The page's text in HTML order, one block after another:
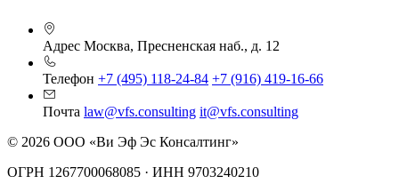
Адрес Москва, Пресненская наб., д. 12
Телефон +7 (495) 118-24-84 +7 (916) 419-16-66
Почта law@vfs.consulting it@vfs.consulting
© 2026 ООО «Ви Эф Эс Консалтинг»
ОГРН 1267700068085 · ИНН 9703240210